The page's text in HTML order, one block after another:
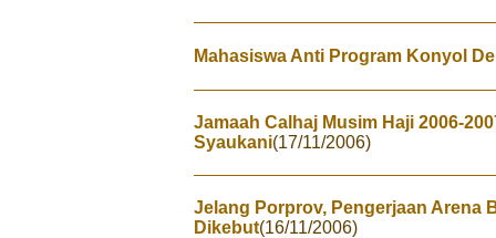
Mahasiswa Anti Program Konyol
Jamaah Calhaj Musim Haji 2006-
Syaukani(17/11/2006)
Jelang Porprov, Pengerjaan Arena
Dikebut(16/11/2006)